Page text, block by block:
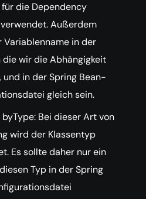
die Dependency
Außerdem
Variablenname in der
die wir die Abhängigkeit
und in der Spring Bean-
gleich sein.
Bei dieser Art von
wird der Klassentyp
Es sollte daher nur ein
Typ in der Spring